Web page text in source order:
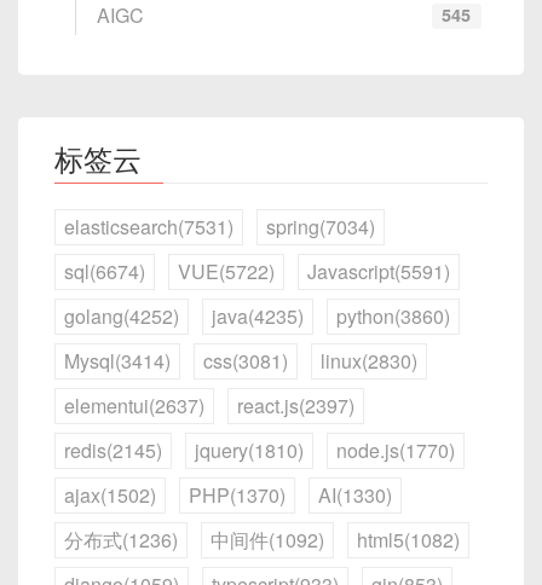
AIGC 545
标签云
elasticsearch(7531)
spring(7034)
sql(6674)
VUE(5722)
Javascript(5591)
golang(4252)
java(4235)
python(3860)
Mysql(3414)
css(3081)
linux(2830)
elementui(2637)
react.js(2397)
redis(2145)
jquery(1810)
node.js(1770)
ajax(1502)
PHP(1370)
AI(1330)
分布式(1236)
中间件(1092)
html5(1082)